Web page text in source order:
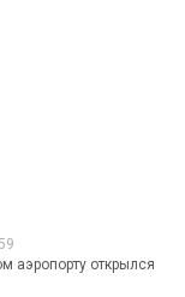
аэропорту открылся